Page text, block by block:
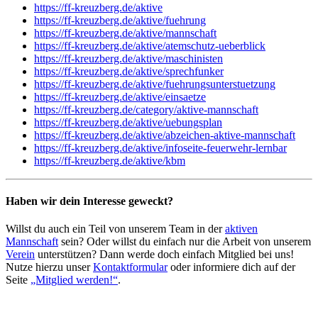
https://ff-kreuzberg.de/aktive
https://ff-kreuzberg.de/aktive/fuehrung
https://ff-kreuzberg.de/aktive/mannschaft
https://ff-kreuzberg.de/aktive/atemschutz-ueberblick
https://ff-kreuzberg.de/aktive/maschinisten
https://ff-kreuzberg.de/aktive/sprechfunker
https://ff-kreuzberg.de/aktive/fuehrungsunterstuetzung
https://ff-kreuzberg.de/aktive/einsaetze
https://ff-kreuzberg.de/category/aktive-mannschaft
https://ff-kreuzberg.de/aktive/uebungsplan
https://ff-kreuzberg.de/aktive/abzeichen-aktive-mannschaft
https://ff-kreuzberg.de/aktive/infoseite-feuerwehr-lernbar
https://ff-kreuzberg.de/aktive/kbm
Haben wir dein Interesse geweckt?
Willst du auch ein Teil von unserem Team in deraktiven
Mannschaftsein? Oder willst du einfach nur die Arbeit von unserem
Verein unterstützen? Dann werde doch einfach Mitglied bei uns!
Nutze hierzu unserKontaktformularoder informiere dich auf der
Seite „Mitglied werden!“.